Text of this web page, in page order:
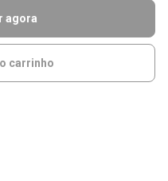
agora
carrinho